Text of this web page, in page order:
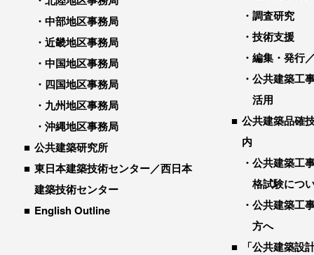
中部地区事務局
近畿地区事務局
中国地区事務局
四国地区事務局
九州地区事務局
沖縄地区事務局
公共建築研究所
東日本建築技術センター／西日本
建築技術センター
English Outline
調査研究
技術支援
編集・発行
公共建築工
活用
公共建築品確
内
公共建築工
格試験につ
公共建築工
方へ
「公共建築設